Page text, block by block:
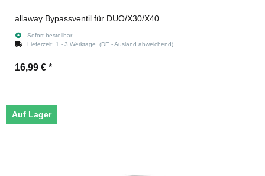
allaway Bypassventil für DUO/X30/X40
Sofort bestellbar
Lieferzeit: 1 - 3 Werktage (DE - Ausland abweichend)
16,99 € *
Auf Lager